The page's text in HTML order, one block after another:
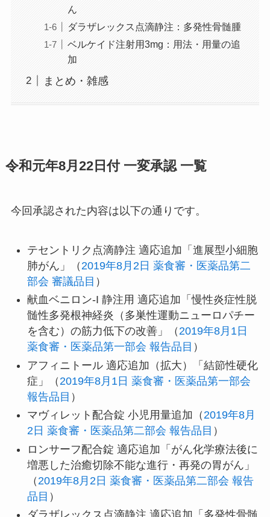
ん
ダラザレックス点滴静注：多発性骨髄腫
ベルケイド注射用3mg：用法・用量の追
加
まとめ・雑感
令和元年8月22日付 一変承認 一覧
今回承認された内容は以下の通りです。
テセントリク点滴静注 適応追加「進展型小細胞
肺がん」（ 2019年8月2日 薬食審・医薬品第二
部会 審議品目 ）
献血ベニロン-I 静注用 適応追加「慢性炎症性脱
髄性多発根神経炎（多巣性運動ニューロパチー
を含む）の筋力低下の改善」（ 2019年8月1日
薬食審・医薬品第一部会 報告品目 ）
アフィニトール 適応追加（拡大）「結節性硬化
症」（ 2019年8月1日 薬食審・医薬品第一部会
報告品目 ）
マヴィレット配合錠 小児用量追加（ 2019年8月
2日 薬食審・医薬品第二部会 報告品目 ）
ロンサーフ配合錠 適応追加「がん化学療法後に
増悪した治癒切除不能な進行・再発の胃がん」
（ 2019年8月2日 薬食審・医薬品第二部会 報告
品目 ）